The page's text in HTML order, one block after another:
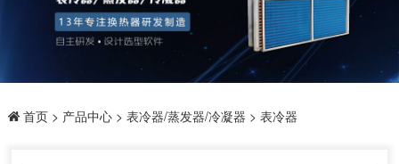
首页> 产品中心> 表冷器/蒸发器/冷凝器 > 表冷器